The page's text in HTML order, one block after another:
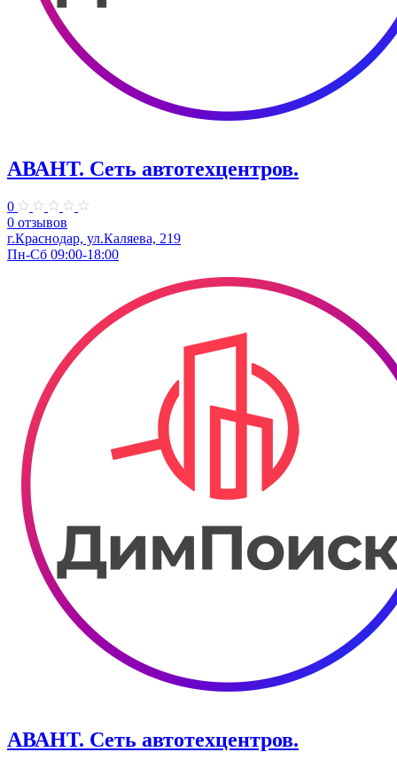
АВАНТ. ​Сеть автотехцентров.
0
0 отзывов
г.Краснодар, ул.Каляева, 219
Пн-Сб 09:00-18:00
АВАНТ. ​Сеть автотехцентров.